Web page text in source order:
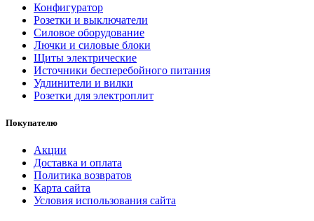
Конфигуратор
Розетки и выключатели
Силовое оборудование
Лючки и силовые блоки
Щиты электрические
Источники бесперебойного питания
Удлинители и вилки
Розетки для электроплит
Покупателю
Акции
Доставка и оплата
Политика возвратов
Карта сайта
Условия использования сайта